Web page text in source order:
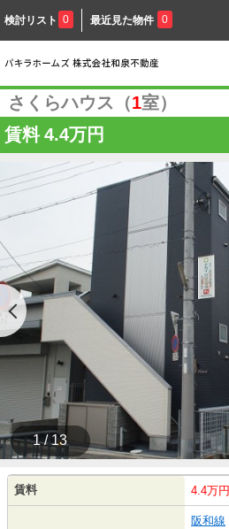
検討リスト 0 最近見た物件 0
さくらハウス（1室）
賃料 4.4万円
1 / 13
賃料 4.4万円
阪和線